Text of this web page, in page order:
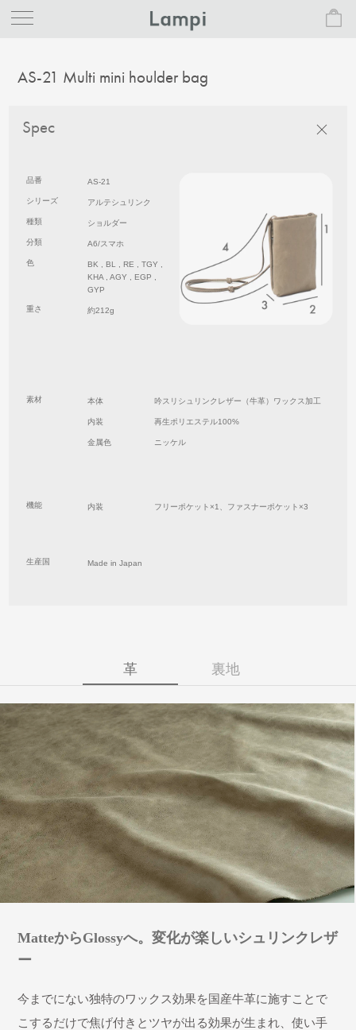
AS-21 Multi mini houlder bag
Spec
品番 AS-21
シリーズ アルテシュリンク
種類 ショルダー
分類 A6/スマホ
色
BK , BL , RE , TGY ,
KHA , AGY , EGP ,
GYP
重さ 約212g
素材 本体 吟スリシュリンクレザー（牛革）ワックス加工
内装 再生ポリエステル100%
金属色 ニッケル
機能 内装 フリーポケット×1、ファスナーポケット×3
生産国 Made in Japan
革 裏地
MatteからGlossyへ。変化が楽しいシュリンクレザ
ー
今までにない独特のワックス効果を国産牛革に施すことで
こするだけで焦げ付きとツヤが出る効果が生まれ、使い手